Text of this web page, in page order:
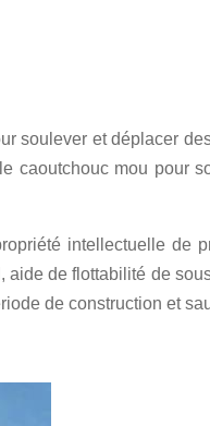
soulever et déplacer
mou pour
intellectuelle de
de flottabilité de
de construction et